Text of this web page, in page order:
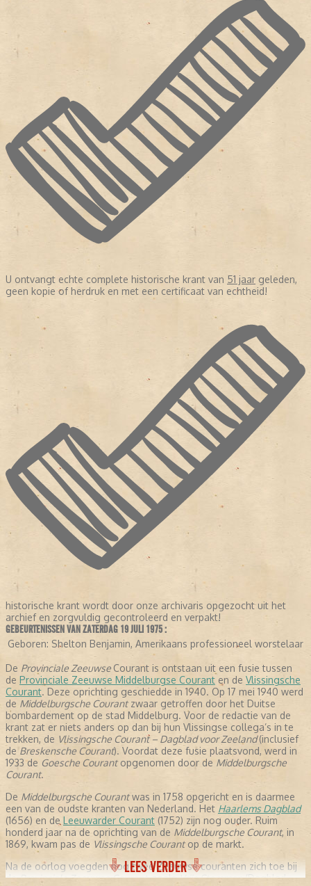
U ontvangt echte complete historische krant van 51 jaar geleden,
geen kopie of herdruk en met een certificaat van echtheid!
historische krant wordt door onze archivaris opgezocht uit het
archief en zorgvuldig gecontroleerd en verpakt!
GEBEURTENISSEN VAN ZATERDAG 19 JULI 1975 :
Geboren: Shelton Benjamin, Amerikaans professioneel worstelaar
De Provinciale ZeeuwseCourant is ontstaan uit een fusie tussen
de Provinciale Zeeuwse Middelburgse Courant en de Vlissingsche
Courant. Deze oprichting geschiedde in 1940. Op 17 mei 1940 werd
de Middelburgsche Courantzwaar getroffen door het Duitse
bombardement op de stad Middelburg. Voor de redactie van de
krant zat er niets anders op dan bij hun Vlissingse collega’s in te
trekken, de Vlissingsche Courant – Dagblad voor Zeeland(inclusief
de Breskensche Courant). Voordat deze fusie plaatsvond, werd in
1933 de Goesche Courantopgenomen door de Middelburgsche
Courant.
De Middelburgsche Courantwas in 1758 opgericht en is daarmee
een van de oudste kranten van Nederland. Het Haarlems Dagblad
(1656) en de Leeuwarder Courant (1752) zijn nog ouder. Ruim
honderd jaar na de oprichting van de Middelburgsche Courant, in
1869, kwam pas de Vlissingsche Courantop de markt.
Na de oorlog voegden nog twee Zeeuwse couranten zich toe bij
deProvinciale Zeeuwse Courant, zoalsVrije Stemmen(Dagblad
LEES VERDER